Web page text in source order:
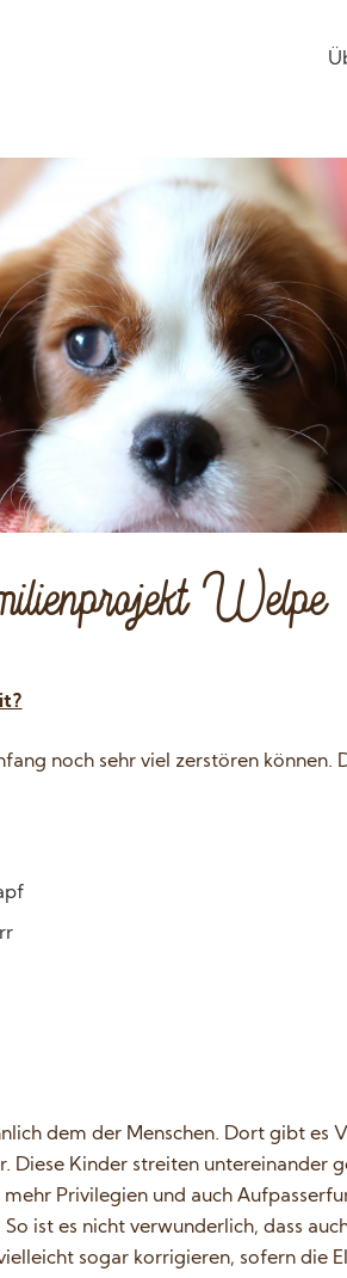
Welpe
noch sehr viel zerstören können.
dem der Menschen. Dort gibt es
Diese Kinder streiten untereinander
Privilegien und auch
ist es nicht verwunderlich, dass
sogar korrigieren, sofern die